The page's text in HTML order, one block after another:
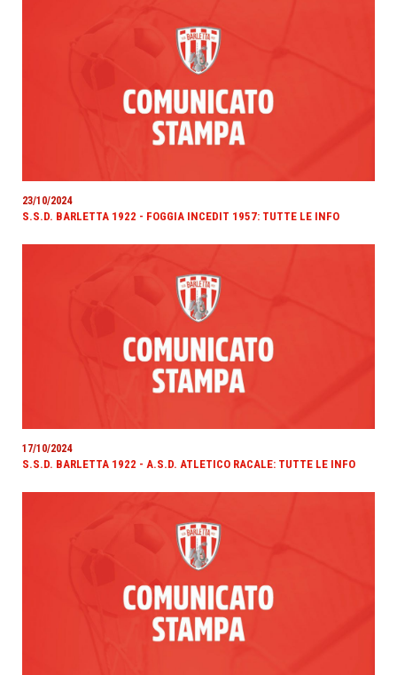
23/10/2024
S.S.D. BARLETTA 1922 - FOGGIA INCEDIT 1957: TUTTE LE INFO
17/10/2024
S.S.D. BARLETTA 1922 - A.S.D. ATLETICO RACALE: TUTTE LE INFO